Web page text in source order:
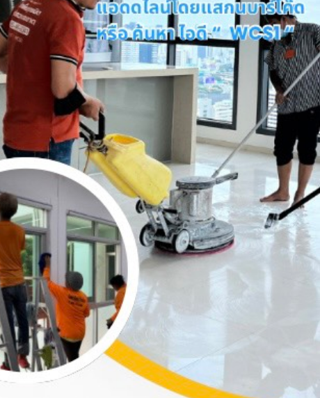
ขัดพื้นหินขัด อบต.แหลมบัวนครปฐม
ขัดพื้นหินอ่อน โทร.0616596065 ไลน์ WCS1